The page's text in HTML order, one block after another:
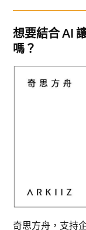
想要結合 AI
嗎？
奇思方舟，支持